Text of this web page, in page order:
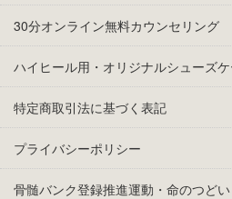
30分オンライン無料カウンセリング
ハイヒール用・オリジナルシューズケ
特定商取引法に基づく表記
プライバシーポリシー
骨髄バンク登録推進運動・命のつどい